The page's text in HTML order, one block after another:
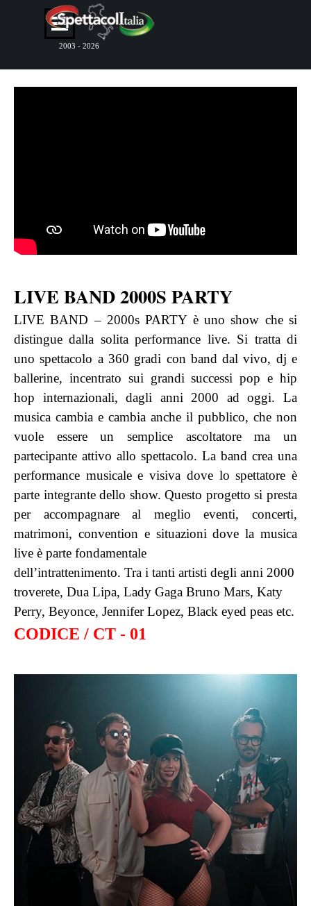
Vai ai contenuti
Salta menù
2003 - 2026
LIVE BAND 2000S PARTY
LIVE BAND – 2000s PARTY è uno show che si
distingue dalla solita performance live. Si tratta di
uno spettacolo a 360 gradi con band dal vivo, dj e
ballerine, incentrato sui grandi successi pop e hip
hop internazionali, dagli anni 2000 ad oggi. La
musica cambia e cambia anche il pubblico, che non
vuole essere un semplice
ascoltatore ma un
partecipante attivo allo spettacolo. La band crea una
performance musicale e visiva dove lo spettatore è
parte integrante dello show. Questo progetto si presta
per
accompagnare al meglio eventi, concerti,
matrimoni, convention e situazioni dove la musica
live è parte fondamentale
dell’intrattenimento. Tra i tanti artisti degli anni 2000
troverete, Dua Lipa, Lady Gaga Bruno Mars, Katy
Perry, Beyonce, Jennifer Lopez, Black eyed peas etc.
CODICE / CT - 01